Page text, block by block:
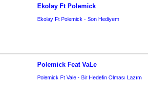
Ekolay Ft Polemick
Ekolay Ft Polemick - Son Hediyem
Polemick Feat VaLe
Polemick Ft Vale - Bir Hedefin Olması Lazım